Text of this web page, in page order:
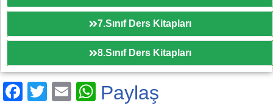
7.Sınıf Ders Kitapları
8.Sınıf Ders Kitapları
F
T
E
W
Paylaş